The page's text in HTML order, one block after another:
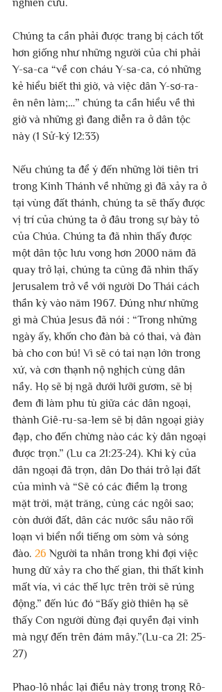
nghiên cứu.
Chúng ta cần phải được trang bị cách tốt
hơn giống như những người của chi phải
Y-sa-ca “về con cháu Y-sa-ca, có những
kẻ hiểu biết thì giờ, và việc dân Y-sơ-ra-
ên nên làm;…” chúng ta cần hiểu về thì
giờ và những gì đang diễn ra ở dân tộc
này (1 Sử-ký 12:33)
Nếu chúng ta để ý đến những lời tiên tri
trong Kinh Thánh về những gì đã xảy ra ở
tại vùng đất thánh, chúng ta sẽ thấy được
vị trí của chúng ta ở đâu trong sự bày tỏ
của Chúa. Chúng ta đã nhìn thấy được
một dân tộc lưu vong hơn 2000 năm đã
quay trở lại, chúng ta cũng đã nhìn thấy
Jerusalem trở về với người Do Thái cách
thần kỳ vào năm 1967. Đúng như những
gì mà Chúa Jesus đã nói : “Trong những
ngày ấy, khốn cho đàn bà có thai, và đàn
bà cho con bú! Vì sẽ có tai nạn lớn trong
xứ, và cơn thạnh nộ nghịch cùng dân
nầy. Họ sẽ bị ngã dưới lưỡi gươm, sẽ bị
đem đi làm phu tù giữa các dân ngoại,
thành Giê-ru-sa-lem sẽ bị dân ngoại giày
đạp, cho đến chừng nào các kỳ dân ngoại
được trọn.” (Lu ca 21:23-24). Khi kỳ của
dân ngoại đã trọn, dân Do thái trở lại đất
của mình và “Sẽ có các điềm lạ trong
mặt trời, mặt trăng, cùng các ngôi sao;
còn dưới đất, dân các nước sầu não rối
loạn vì biển nổi tiếng om sòm và sóng
đào. 26 Người ta nhân trong khi đợi việc
hung dữ xảy ra cho thế gian, thì thất kinh
mất vía, vì các thế lực trên trời sẽ rúng
động.” đến lúc đó “Bấy giờ thiên hạ sẽ
thấy Con người dùng đại quyền đại vinh
mà ngự đến trên đám mây.”(Lu-ca 21: 25-
27)
Phao-lô nhắc lại điều này trong trong Rô-